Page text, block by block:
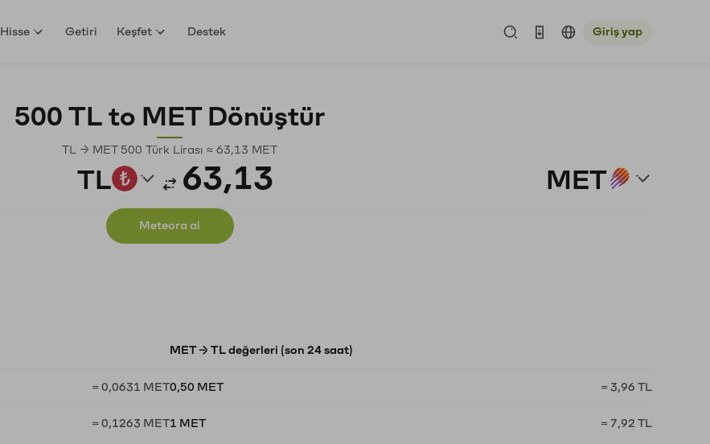
Hisse Getiri Keşfet Destek Giriş yap
500 TL to MET Dönüştür
TL → MET 500 Türk Lirası ≈ 63,13 MET
TL MET
Meteora al
= 0,0631 MET
= 0,1263 MET
MET → TL değerleri (son 24 saat)
0,50 MET = 3,96 TL
1 MET = 7,92 TL